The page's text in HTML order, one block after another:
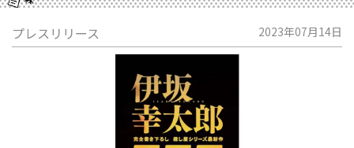
プレスリリース 2023年07月14日